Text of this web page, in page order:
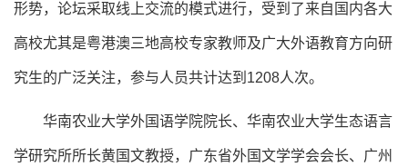
形势，论坛采取线上交流的模式进行，受到了来自国内各大
高校尤其是粤港澳三地高校专家教师及广大外语教育方向研
究生的广泛关注，参与人员共计达到1208人次。
华南农业大学外国语学院院长、华南农业大学生态语言
学研究所所长黄国文教授，广东省外国文学学会会长、广州